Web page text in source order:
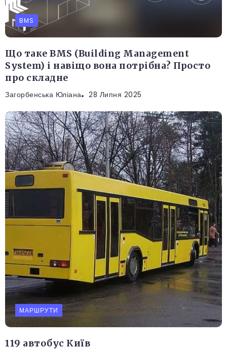
BMS
Що таке BMS (Building Management
System) і навіщо вона потрібна? Просто
про складне
Загорбенська Юліана 28 Липня 2025
МАРШРУТИ
119 автобус Київ